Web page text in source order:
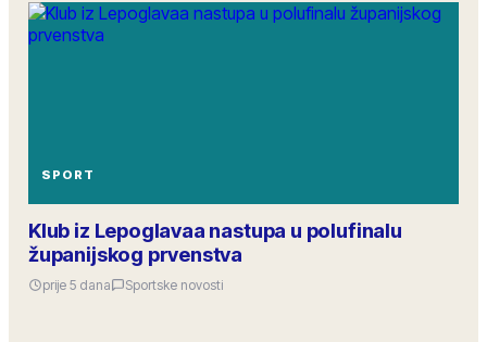
SPORT
Klub iz Lepoglavaa nastupa u polufinalu
županijskog prvenstva
prije 5 dana Sportske novosti